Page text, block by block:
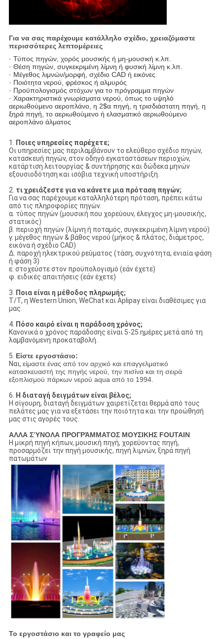
Για να σας παρέχουμε κατάλληλο σχέδιο, χρειαζόμαστε
περισσότερες λεπτομέρειες
· Τύπος πηγών, χορός μουσικής ή μη-μουσική κ.λπ.
· Θέση πηγών, συγκεκριμένη λίμνη ή φυσική λίμνη κ.λπ.
· Μέγεθος λιμνών/μορφή, σχέδιο CAD ή εικόνες
· Ποιότητα νερού, φρέσκος ή αλμυρός
· Προϋπολογισμός στόχων για το πρόγραμμα πηγών
· Χαρακτηριστικά γνωρίσματα νερού, όπως το υψηλό
αεριωθούμενο αεροπλάνο, η 2$α πηγή, η τρισδιάστατη πηγή, η
ξηρά πηγή, το αεριωθούμενο ή ελασματικό αεριωθούμενο
αεροπλάνο άλματος
1. Ποιες υπηρεσίες παρέχετε;
Οι υπηρεσίες μας περιλαμβάνουν το ελεύθερο σχέδιο πηγών,
κατασκευή πηγών, στον οδηγό εγκαταστάσεων περιοχών,
κατάρτιση λειτουργίας & συντήρησης και δώδεκα μηνών
εξουσιοδότηση και ισόβια τεχνική υποστήριξη.
2. τι χρειάζεστε για να κάνετε μια πρόταση πηγών;
Για να σας παρέχουμε καταλληλότερη πρόταση, πρέπει κάτω
από τις πληροφορίες πηγών.
α. τύπος πηγών (μουσική που χορεύουν, έλεγχος μη-μουσικής,
στατικός)
β. περιοχή πηγών (λίμνη ή ποταμός, συγκεκριμένη λίμνη νερού)
γ. μέγεθος πηγών & βάθος νερού (μήκος & πλάτος, διάμετρος,
εικόνα ή σχέδιο CAD)
Δ. παροχή ηλεκτρικού ρεύματος (τάση, συχνότητα, ενιαία φάση
ή φάση 3)
ε. στοχεύστε στον προϋπολογισμό (εάν έχετε)
φ. ειδικές απαιτήσεις (εάν έχετε)
3. Ποια είναι η μέθοδος πληρωμής;
T/T, η Western Union, WeChat και Aplipay είναι διαθέσιμες για
μας.
4. Πόσο καιρό είναι η παράδοση χρόνος;
Κανονικά ο χρόνος παράδοσης είναι 5-25 ημέρες μετά από τη
λαμβανόμενη προκαταβολή.
5. Είστε εργοστάσιο:
Ναι, είμαστε ένας από τον αρχικό και επαγγελματικό
κατασκευαστή της πηγής νερού, την πισίνα και τη σειρά
εξοπλισμού πάρκων νερού aqua από το 1994.
6. Η διαταγή δειγμάτων είναι βέλος;
Η σίγουρη, διαταγή δειγμάτων χαιρετίζεται θερμά από τους
πελάτες μας για να εξετάσει την ποιότητα και την προώθησή
μας στις αγορές τους.
ΑΛΛΑ ΣΎΝΟΛΑ ΠΡΟΓΡΆΜΜΑΤΟΣ ΜΟΥΣΙΚΗΣ FOUTAIN
Η μικρή πηγή κήπων, μουσική πηγή, χορεύοντας πηγή,
προσαρμόζει την πηγή μουσικής, πηγή λιμνών, ξηρά πηγή
πατωμάτων
Το εργοστάσιο και το γραφείο μας